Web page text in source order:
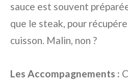
sauce est souvent
que le steak, pour
cuisson. Malin, non ?
Les Accompagnements :